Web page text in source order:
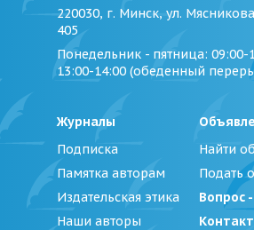
220030, г. Минск, ул.
405
Понедельник - пятница: 09:00-
13:00-14:00 (обеденный
Журналы
Подписка
Памятка авторам
Издательская этика
Наши авторы
Найти
Подать
Вопрос